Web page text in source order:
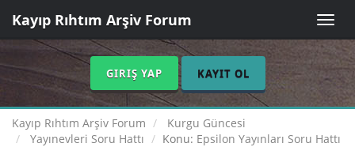
Toggle
Kayıp Rıhtım Arşiv Forum
GIRIŞ YAP KAYIT OL
Kayıp Rıhtım Arşiv Forum
Kurgu Güncesi
Yayınevleri Soru Hattı
Konu: Epsilon Yayınları Soru Hattı